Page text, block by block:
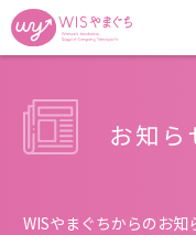
お知ら
WISやまぐちからのお知